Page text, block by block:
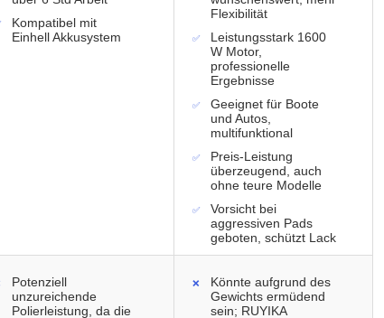
Kompatibel mit
Einhell Akkusystem
Flexibilität
Leistungsstark 1600
W Motor,
professionelle
Ergebnisse
Geeignet für Boote
und Autos,
multifunktional
Preis-Leistung
überzeugend, auch
ohne teure Modelle
Vorsicht bei
aggressiven Pads
geboten, schützt Lack
Potenziell
unzureichende
Polierleistung, da die
Könnte aufgrund des
Gewichts ermüdend
sein; RUYIKA